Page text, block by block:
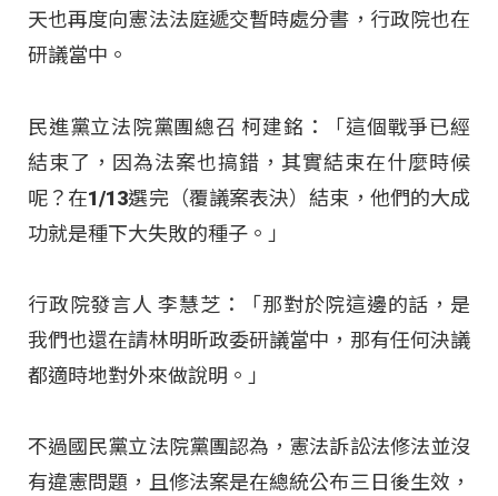
天也再度向憲法法庭遞交暫時處分書，行政院也在
研議當中。
民進黨立法院黨團總召 柯建銘：「這個戰爭已經
結束了，因為法案也搞錯，其實結束在什麼時候
呢？在1/13選完（覆議案表決）結束，他們的大成
功就是種下大失敗的種子。」
行政院發言人 李慧芝：「那對於院這邊的話，是
我們也還在請林明昕政委研議當中，那有任何決議
都適時地對外來做說明。」
不過國民黨立法院黨團認為，憲法訴訟法修法並沒
有違憲問題，且修法案是在總統公布三日後生效，